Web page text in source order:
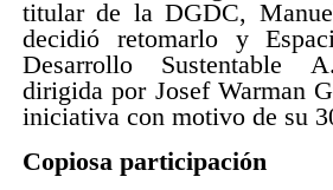
titular de la DGDC,
decidió retomarlo y
Desarrollo Sustentable
dirigida por Josef Warman
iniciativa con motivo de su
Copiosa participación